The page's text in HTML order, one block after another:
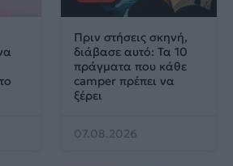
Πριν στήσεις σκηνή,
διάβασε αυτό: Τα 10
πράγματα που κάθε
camper πρέπει να
ξέρει
07.08.2026